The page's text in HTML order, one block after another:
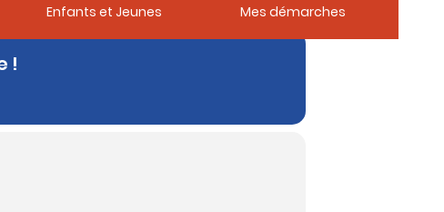
Enfants et Jeunes Mes démarches
!